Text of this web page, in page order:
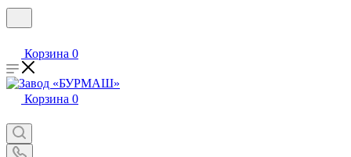
Корзина 0
Корзина 0